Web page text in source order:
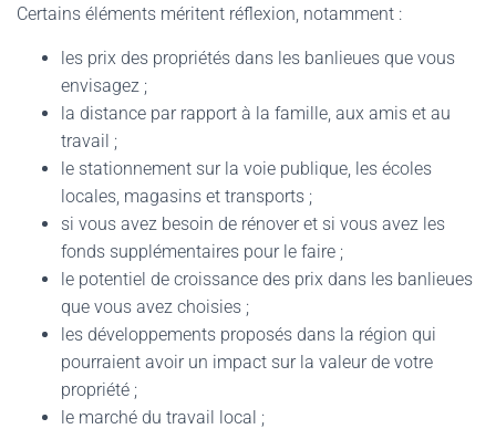
Certains éléments méritent réflexion, notamment :
les prix des propriétés dans les banlieues que vous
envisagez ;
la distance par rapport à la famille, aux amis et au
travail ;
le stationnement sur la voie publique, les écoles
locales, magasins et transports ;
si vous avez besoin de rénover et si vous avez les
fonds supplémentaires pour le faire ;
le potentiel de croissance des prix dans les banlieues
que vous avez choisies ;
les développements proposés dans la région qui
pourraient avoir un impact sur la valeur de votre
propriété ;
le marché du travail local ;